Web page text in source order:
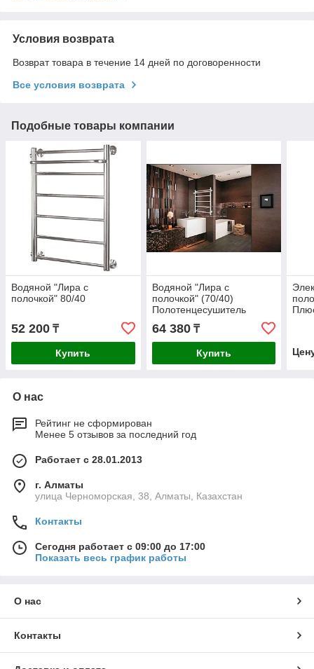
Условия возврата
Возврат товара в течение 14 дней по договоренности
Все условия возврата
Подобные товары компании
Водяной "Лира с
полочкой" 80/40
52 200 ₸
Купить
Водяной "Лира с
полочкой" (70/40)
Полотенцесушитель
белый цвет
64 380₸
Купить
О нас
Рейтинг не сформирован
Менее 5 отзывов за последний год
Работает с 28.01.2013
г. Алматы
улица Черноморская, 38, Алматы, Казахстан
Контакты
Сегодня работает с 09:00 до 17:00
Показать весь график работы
О нас
Контакты